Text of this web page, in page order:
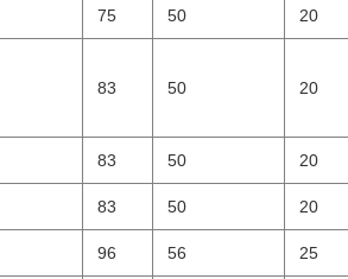
75 50 20
83 50 20
83 50 20
83 50 20
96 56 25